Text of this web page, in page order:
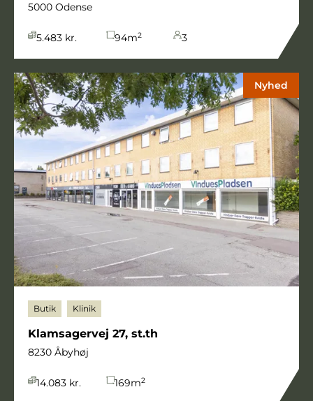
5000 Odense
5.483 kr. 94m2 3
Nyhed
Butik Klinik
Klamsagervej 27, st.th
8230 Åbyhøj
14.083 kr. 169m2